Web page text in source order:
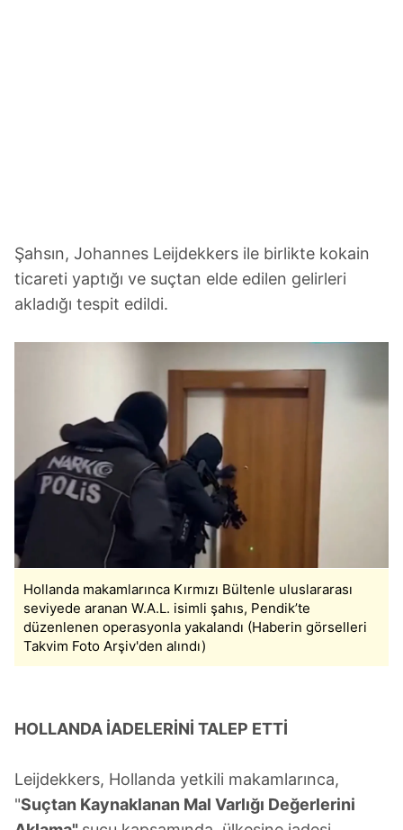
Şahsın, Johannes Leijdekkers ile birlikte kokain
ticareti yaptığı ve suçtan elde edilen gelirleri
akladığı tespit edildi.
Hollanda makamlarınca Kırmızı Bültenle uluslararası
seviyede aranan W.A.L. isimli şahıs, Pendik’te
düzenlenen operasyonla yakalandı (Haberin görselleri
Takvim Foto Arşiv'den alındı)
HOLLANDA İADELERİNİ TALEP ETTİ
Leijdekkers, Hollanda yetkili makamlarınca,
"Suçtan Kaynaklanan Mal Varlığı Değerlerini